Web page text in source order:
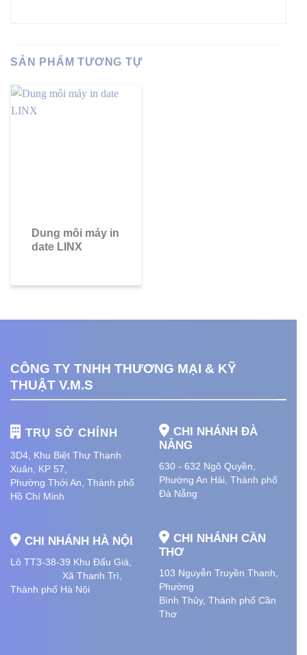
SẢN PHẨM TƯƠNG TỰ
Dung môi máy in
date LINX
CÔNG TY TNHH THƯƠNG MẠI & KỸ
THUẬT V.M.S
TRỤ SỞ CHÍNH
3D4, Khu Biệt Thự Thạnh
Xuân, KP 57,
Phường Thới An, Thành phố
Hồ Chí Minh
CHI NHÁNH HÀ NỘI
Lô TT3-38-39 Khu Đấu Giá,
Xã Thanh Trì,
Thành phố Hà Nội
CHI NHÁNH ĐÀ
NẴNG
630 - 632 Ngô Quyền,
Phường An Hải , Thành phố
Đà Nẵng
CHI NHÁNH CẦN
THƠ
103 Nguyễn Truyền Thanh,
Phường
Bình Thủy, Thành phố Cần
Thơ